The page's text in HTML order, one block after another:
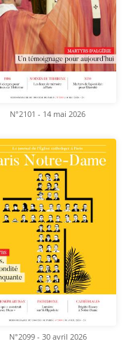
N°2101 - 14 mai 2026
N°2099 - 30 avril 2026